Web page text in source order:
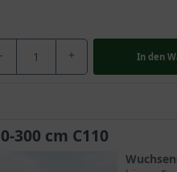
zumeist mehrstämmigen
- + In den
300 cm C110